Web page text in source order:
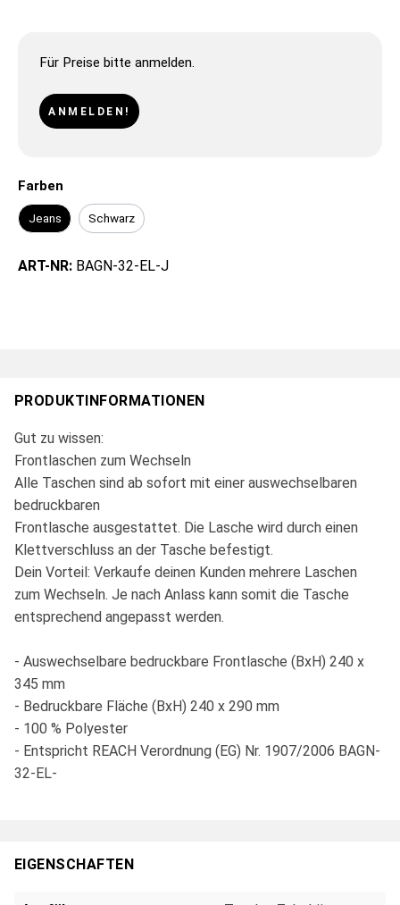
Für Preise bitte anmelden.
ANMELDEN!
Farben
Jeans Schwarz
ART-NR: BAGN-32-EL-J
PRODUKTINFORMATIONEN
Gut zu wissen:
Frontlaschen zum Wechseln
Alle Taschen sind ab sofort mit einer auswechselbaren
bedruckbaren
Frontlasche ausgestattet. Die Lasche wird durch einen
Klettverschluss an der Tasche befestigt.
Dein Vorteil: Verkaufe deinen Kunden mehrere Laschen
zum Wechseln. Je nach Anlass kann somit die Tasche
entsprechend angepasst werden.
- Auswechselbare bedruckbare Frontlasche (BxH) 240 x
345 mm
- Bedruckbare Fläche (BxH) 240 x 290 mm
- 100 % Polyester
- Entspricht REACH Verordnung (EG) Nr. 1907/2006 BAGN-
32-EL-
EIGENSCHAFTEN